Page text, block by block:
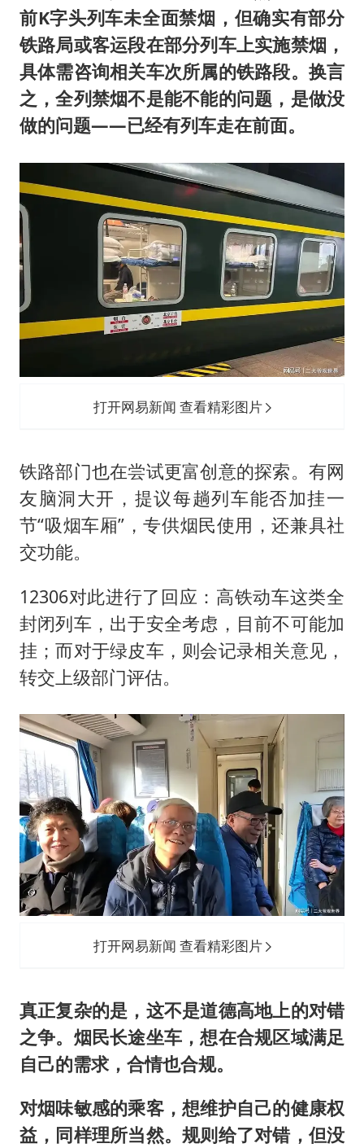
前K字头列车未全面禁烟，但确实有部分
铁路局或客运段在部分列车上实施禁烟，
具体需咨询相关车次所属的铁路段。换言
之，全列禁烟不是能不能的问题，是做没
做的问题——已经有列车走在前面。
打开网易新闻 查看精彩图片
铁路部门也在尝试更富创意的探索。有网
友脑洞大开，提议每趟列车能否加挂一
节“吸烟车厢”，专供烟民使用，还兼具社
交功能。
12306对此进行了回应：高铁动车这类全
封闭列车，出于安全考虑，目前不可能加
挂；而对于绿皮车，则会记录相关意见，
转交上级部门评估。
打开网易新闻 查看精彩图片
真正复杂的是，这不是道德高地上的对错
之争。烟民长途坐车，想在合规区域满足
自己的需求，合情也合规。
对烟味敏感的乘客，想维护自己的健康权
益，同样理所当然。规则给了对错，但没